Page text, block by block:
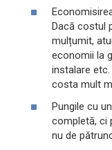
Dacă costul
mulțumit,
economii la
instalare
costa mult
Pungile cu
completă, ci
nu de